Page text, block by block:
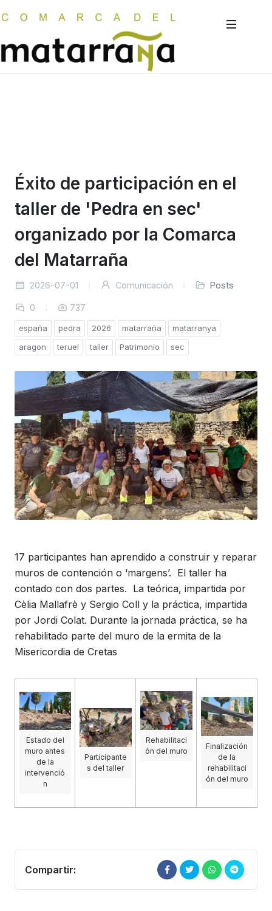
Éxito de participación en el
taller de 'Pedra en sec'
organizado por la Comarca
del Matarraña
2026-07-01 Comunicación Posts
0 737
españa pedra 2026 matarraña
matarranya
aragon
teruel taller Patrimonio sec
17 participantes han aprendido a construir y reparar
muros de contención o ‘margens’. El taller ha
contado con dos partes. La teórica, impartida por
Cèlia Mallafrè y Sergio Coll y la práctica, impartida
por Jordi Colat. Durante la jornada práctica, se ha
rehabilitado parte del muro de la ermita de la
Misericordia de Cretas
Estado del
muro antes
de la
intervenció
n
Participante
s del taller
Rehabilitaci
ón del muro
Finalización
de la
rehabilitaci
ón del muro
Compartir: